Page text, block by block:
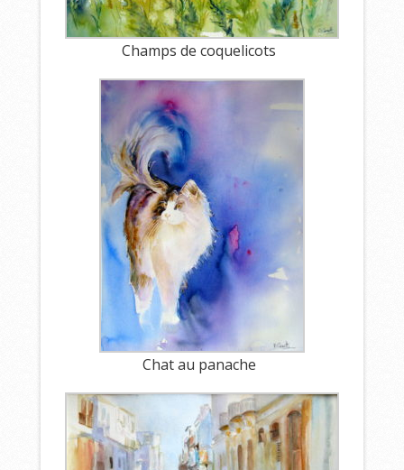
Champs de coquelicots
Chat au panache